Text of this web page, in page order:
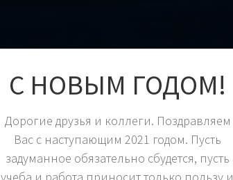
С НОВЫМ ГОДОМ!
Дорогие друзья и коллеги. Поздравляем
Вас с наступающим 2021 годом. Пусть
задуманное обязательно сбудется, пусть